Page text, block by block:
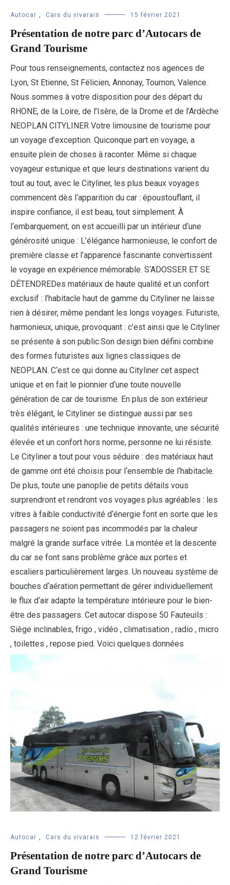
Autocar , Cars du vivarais 15 février 2021
Présentation de notre parc d’Autocars de
Grand Tourisme
Pour tous renseignements, contactez nos agences de
Lyon, St Etienne, St Félicien, Annonay, Tournon, Valence.
Nous sommes à votre disposition pour des départ du
RHONE, de la Loire, de l’Isère, de la Drome et de l’Ardèche
NEOPLAN CITYLINER Votre limousine de tourisme pour
un voyage d’exception. Quiconque part en voyage, a
ensuite plein de choses à raconter. Même si chaque
voyageur estunique et que leurs destinations varient du
tout au tout, avec le Cityliner, les plus beaux voyages
commencent dès l‘apparition du car : époustouflant, il
inspire confiance, il est beau, tout simplement. À
l‘embarquement, on est accueilli par un intérieur d‘une
générosité unique : L’élégance harmonieuse, le confort de
première classe et l’apparence fascinante convertissent
le voyage en expérience mémorable. S‘ADOSSER ET SE
DÉTENDREDes matériaux de haute qualité et un confort
exclusif : l’habitacle haut de gamme du Cityliner ne laisse
rien à désirer, même pendant les longs voyages. Futuriste,
harmonieux, unique, provoquant : c’est ainsi que le Cityliner
se présente à son public.Son design bien défini combine
des formes futuristes aux lignes classiques de
NEOPLAN. C‘est ce qui donne au Cityliner cet aspect
unique et en fait le pionnier d‘une toute nouvelle
génération de car de tourisme. En plus de son extérieur
très élégant, le Cityliner se distingue aussi par ses
qualités intérieures : une technique innovante, une sécurité
élevée et un confort hors norme, personne ne lui résiste.
Le Cityliner a tout pour vous séduire : des matériaux haut
de gamme ont été choisis pour l‘ensemble de l‘habitacle.
De plus, toute une panoplie de petits détails vous
surprendront et rendront vos voyages plus agréables : les
vitres à faible conductivité d‘énergie font en sorte que les
passagers ne soient pas incommodés par la chaleur
malgré la grande surface vitrée. La montée et la descente
du car se font sans problème grâce aux portes et
escaliers particulièrement larges. Un nouveau système de
bouches d‘aération permettant de gérer individuellement
le flux d‘air adapte la température intérieure pour le bien-
être des passagers. Cet autocar dispose 50 Fauteuils :
Siège inclinables, frigo , vidéo , climatisation , radio , micro
, toilettes , repose pied. Voici quelques données
techniques du véhicule :
Autocar , Cars du vivarais 12 février 2021
Présentation de notre parc d’Autocars de
Grand Tourisme